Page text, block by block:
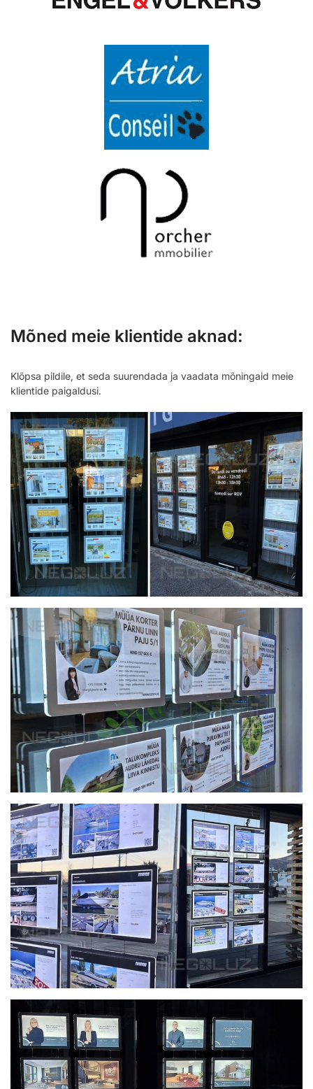
Mõned meie klientide aknad:
Klõpsa pildile, et seda suurendada ja vaadata mõningaid meie
klientide paigaldusi.